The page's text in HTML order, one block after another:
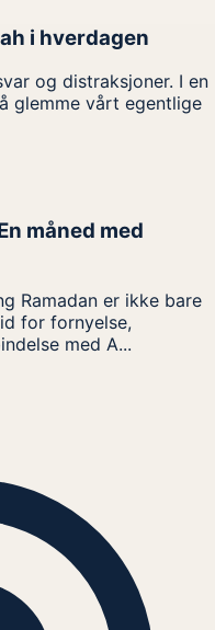
i hverdagen
og distraksjoner. I en
glemme vårt egentlige
måned med
Ramadan er ikke bare
for fornyelse,
med A...